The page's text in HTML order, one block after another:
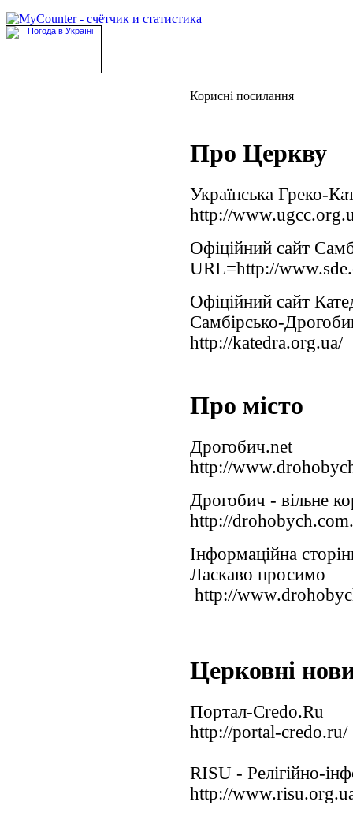
Корисні посилання
Про Церкву
Українська Греко-
http://
Офіційний сайт
URL=http://
Офіційний сайт
Самбірсько-
http://katedra.org.ua/
Про місто
Дрогобич.net
http://
Дрогобич - вільне
http://
Інформаційна
Ласкаво просимо
http://
Церковні
Портал-Credo.Ru
http://portal-credo.ru/
RISU - Релігійно-
http://